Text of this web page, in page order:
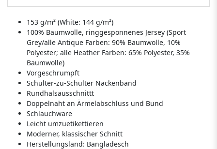
153 g/m² (White: 144 g/m²)
100% Baumwolle, ringgesponnenes Jersey (Sport
Grey/alle Antique Farben: 90% Baumwolle, 10%
Polyester; alle Heather Farben: 65% Polyester, 35%
Baumwolle)
Vorgeschrumpft
Schulter-zu-Schulter Nackenband
Rundhalsausschnittt
Doppelnaht an Ärmelabschluss und Bund
Schlauchware
Leicht umzuetikettieren
Moderner, klassischer Schnitt
Herstellungsland: Bangladesch